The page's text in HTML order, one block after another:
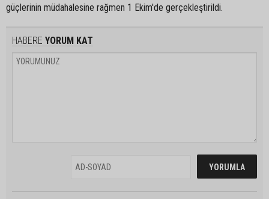
güçlerinin müdahalesine rağmen 1 Ekim'de gerçekleştirildi.
HABERE YORUM KAT